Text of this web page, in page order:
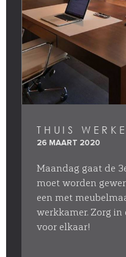
THUIS
26 MAART 2020
Maandag gaat de
moet worden
een met
werkkamer. Zorg in
voor elkaar!